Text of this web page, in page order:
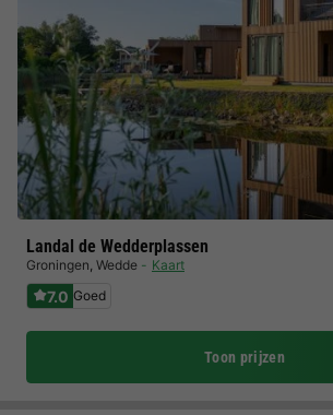
Landal de Wedderplassen
Groningen, Wedde Kaart
7.0 Goed
Toon prijzen